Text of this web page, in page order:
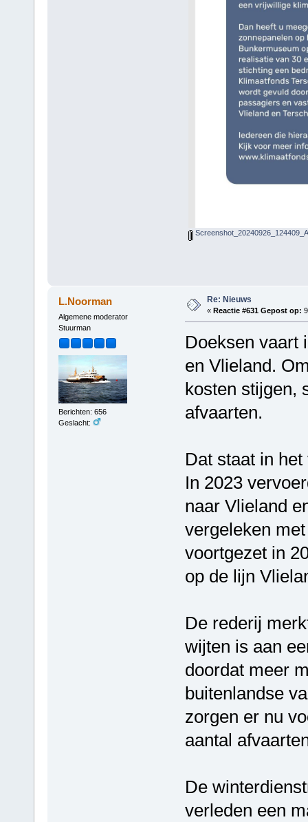
L.Noorman
Algemene moderator
Stuurman
Berichten: 656
Geslacht:
Re: Nieuws
« Reactie #631 Gepost op:
Doeksen vaart
en Vlieland.
kosten stijgen,
afvaarten.
Dat staat in
In 2023
naar Vlieland
vergeleken
voortgezet in
op de lijn
De rederij
wijten is aan
doordat meer
buitenlandse
zorgen er nu
aantal
De
verleden een